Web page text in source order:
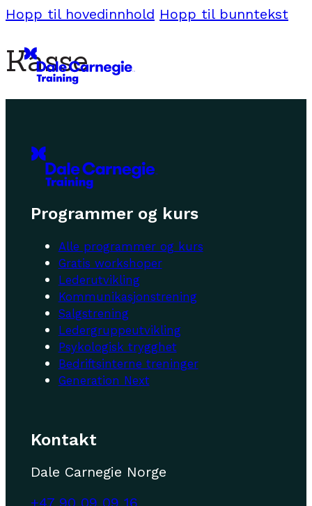
Hopp til hovedinnhold Hopp til bunntekst
Kasse
Programmer og kurs
Alle programmer og kurs
Gratis workshoper
Lederutvikling
Kommunikasjonstrening
Salgstrening
Ledergruppeutvikling
Psykologisk trygghet
Bedriftsinterne treninger
Generation Next
Kontakt
Dale Carnegie Norge
+47 90 09 09 16